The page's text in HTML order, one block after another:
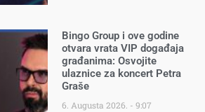
Bingo Group i ove godine
otvara vrata VIP događaja
građanima: Osvojite
ulaznice za koncert Petra
Graše
6. Augusta 2026. 9:07